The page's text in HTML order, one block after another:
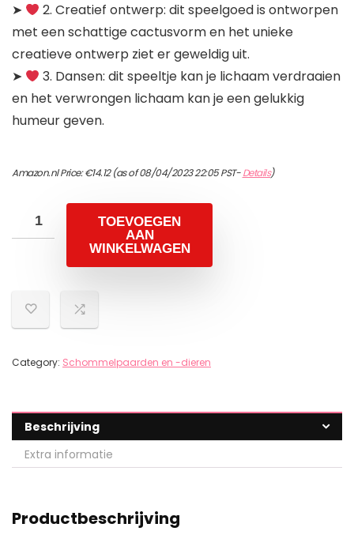
➤
2. Creatief ontwerp: dit speelgoed is ontworpen
met een schattige cactusvorm en het unieke
creatieve ontwerp ziet er geweldig uit.
➤
3. Dansen: dit speeltje kan je lichaam verdraaien
en het verwrongen lichaam kan je een gelukkig
humeur geven.
Amazon.nl Price:€14.12(as of 08/04/2023 22:05 PST-Details)
TOEVOEGEN
AAN
WINKELWAGEN
Category: Schommelpaarden en -dieren
Beschrijving
Extra informatie
Productbeschrijving